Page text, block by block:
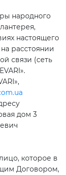
народного
настоящего
расстоянии
связи (сеть
дом 3
которое в
Договором,